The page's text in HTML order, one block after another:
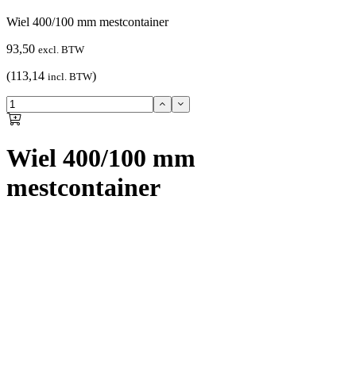
Wiel 400/100 mm mestcontainer
93,50 excl. BTW
(113,14 incl. BTW)
Wiel 400/100 mm
mestcontainer